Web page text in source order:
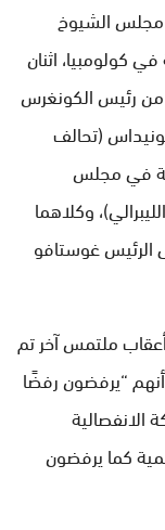
مجلس الشيوخ
كولومبيا، اثنان
رئيس الكونغرس
(تحالف
في مجلس
وكلاهما
الرئيس غوستافو
ملتمس آخر تم
الموقعون أنهم “يرفضون رفضًا
الانفصالية
كما يرفضون